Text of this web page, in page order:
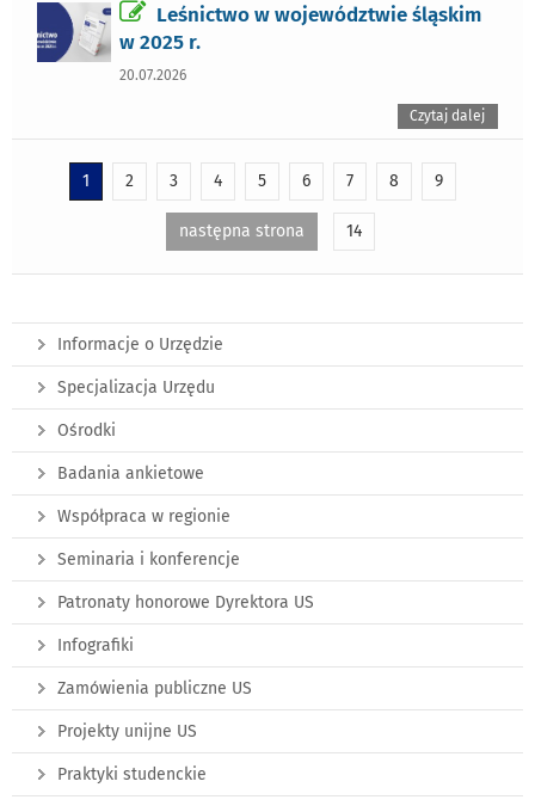
Leśnictwo w województwie śląskim
w 2025 r.
20.07.2026
Czytaj dalej
1 2 3 4 5 6 7 8 9
następna strona 14
Informacje o Urzędzie
Specjalizacja Urzędu
Ośrodki
Badania ankietowe
Współpraca w regionie
Seminaria i konferencje
Patronaty honorowe Dyrektora US
Infografiki
Zamówienia publiczne US
Projekty unijne US
Praktyki studenckie